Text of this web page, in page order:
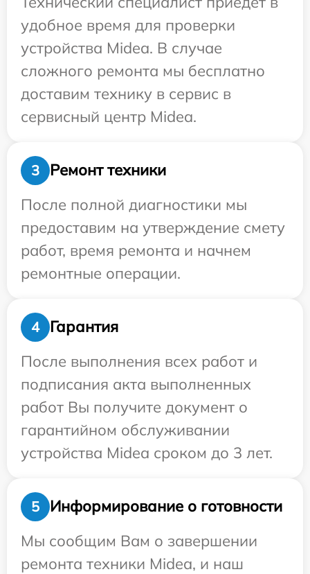
удобное время для проверки
устройства Midea. В случае
сложного ремонта мы бесплатно
доставим технику в сервис в
сервисный центр Midea.
3
Ремонт техники
После полной диагностики мы
предоставим на утверждение смету
работ, время ремонта и начнем
ремонтные операции.
4
Гарантия
После выполнения всех работ и
подписания акта выполненных
работ Вы получите документ о
гарантийном обслуживании
устройства Midea сроком до 3 лет.
5
Информирование о готовности
Мы сообщим Вам о завершении
ремонта техники Midea, и наш